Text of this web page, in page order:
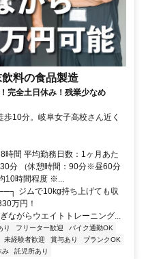
料の食品製造
完全土日休み！残業少なめ
10分。岐阜女子高校さん近く
時間 平均勤務日数：1ヶ月あた
分 （休憩時間：90分※昼60分
10時間程度 ※...
ジムで10kg持ち上げても収
万円！
らウエイトトレーニング...
り フリーター歓迎
バイク通勤OK
未経験者歓迎 賞与あり
ブランクOK
み 託児所あり